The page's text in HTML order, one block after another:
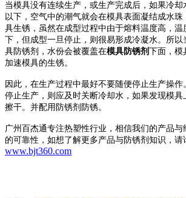
当模具没有连续生产，或生产完成后，如果冷却
以下，空气中的潮气就会在模具表面凝结成水
具生锈，虽然在成型过程中由于熔料温度高，温
下，但成型一旦停止，则很易形成冷凝水。所
具防锈剂，水份会被覆盖在模具防锈剂 下面，模
加速模具的生锈。
因此，在生产过程中最好不要随便停止生产操
停止生产，则应及时关断冷却水，如果发现模
擦干。并配用防锈剂防锈。
广州百杰通专注热塑性行业，相信我们的产品
的可靠性，如想了解更多产品与防锈剂 知识，请
www.bjt360.com